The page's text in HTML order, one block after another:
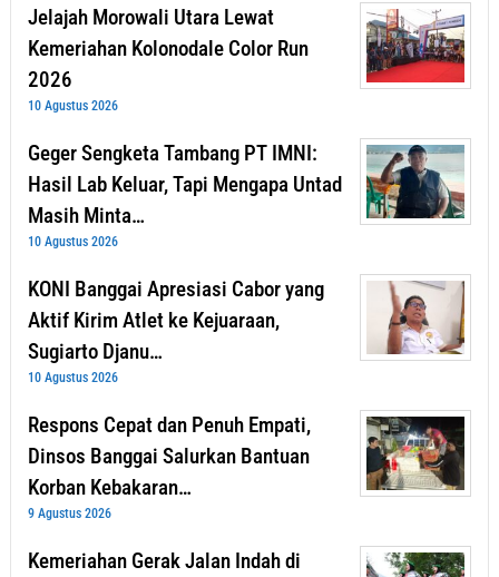
Jelajah Morowali Utara Lewat
Kemeriahan Kolonodale Color Run
2026
10 Agustus 2026
Geger Sengketa Tambang PT IMNI:
Hasil Lab Keluar, Tapi Mengapa Untad
Masih Minta…
10 Agustus 2026
KONI Banggai Apresiasi Cabor yang
Aktif Kirim Atlet ke Kejuaraan,
Sugiarto Djanu…
10 Agustus 2026
Respons Cepat dan Penuh Empati,
Dinsos Banggai Salurkan Bantuan
Korban Kebakaran…
9 Agustus 2026
Kemeriahan Gerak Jalan Indah di